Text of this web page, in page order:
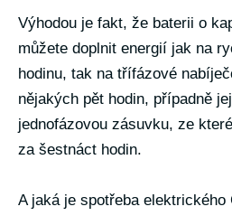
Výhodou je fakt, že baterii o
můžete doplnit energií jak na
hodinu, tak na třífázové
nějakých pět hodin, případně
jednofázovou zásuvku, ze
za šestnáct hodin.
A jaká je spotřeba elektrického